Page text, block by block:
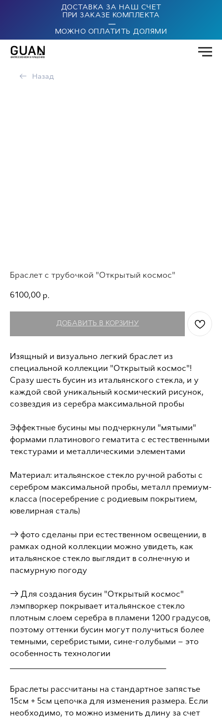
ДОСТАВКА ЗА НАШ СЧЕТ
ПРИ ЗАКАЗЕ КОМПЛЕКТА
|
МОЖНО ОПЛАТИТЬ ДОЛЯМИ
← Назад
Браслет с трубочкой "Открытый космос"
6100,00 р.
ДОБАВИТЬ В КОРЗИНУ
Изящный и визуально легкий браслет из
специальной коллекции "Открытый космос"!
Сразу шесть бусин из итальянского стекла, и у
каждой свой уникальный космический рисунок,
созвездия из серебра максимальной пробы
Эффектные бусины мы подчеркнули "мятыми"
формами платинового гематита с естественными
текстурами и металлическими элементами
Материал: итальянское стекло ручной работы с
серебром максимальной пробы, металл премиум-
класса (посеребрение с родиевым покрытием,
ювелирная сталь)
→ фото сделаны при естественном освещении, в
рамках одной коллекции можно увидеть, как
итальянское стекло выглядит в солнечную и
пасмурную погоду
→ Для создания бусин "Открытый космос"
лэмпворкер покрывает итальянское стекло
плотным слоем серебра в пламени 1200 градусов,
поэтому оттенки бусин могут получиться более
темными, серебристыми, сине-голубыми – это
особенность технологии
Браслеты рассчитаны на стандартное запястье
15см + 5см цепочка для изменения размера. Если
необходимо, то можно изменить длину за счет